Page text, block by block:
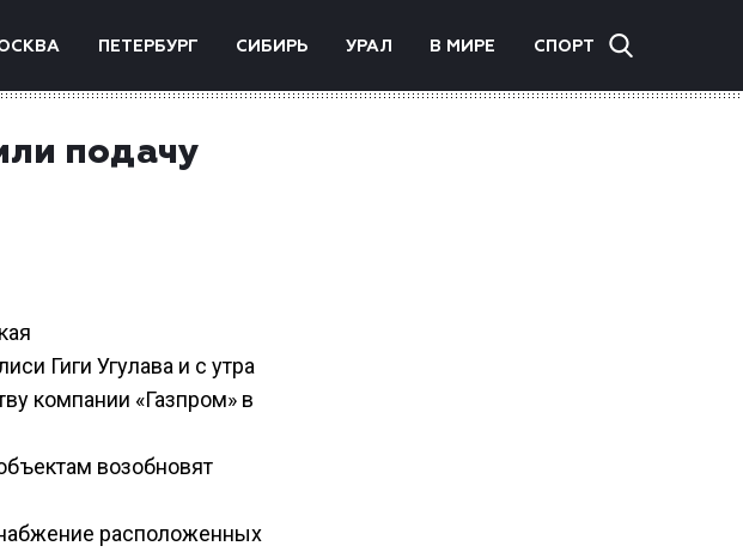
ПЕТЕРБУРГ СИБИРЬ УРАЛ В МИРЕ СПОРТ
подачу
Гиги Угулава и с утра
компании «Газпром» в
возобновят
расположенных